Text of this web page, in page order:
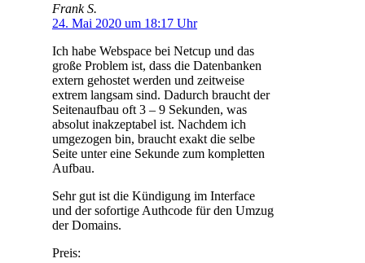
Frank S.
24. Mai 2020 um 18:17 Uhr
Ich habe Webspace bei Netcup und das
große Problem ist, dass die Datenbanken
extern gehostet werden und zeitweise
extrem langsam sind. Dadurch braucht der
Seitenaufbau oft 3 – 9 Sekunden, was
absolut inakzeptabel ist. Nachdem ich
umgezogen bin, braucht exakt die selbe
Seite unter eine Sekunde zum kompletten
Aufbau.
Sehr gut ist die Kündigung im Interface
und der sofortige Authcode für den Umzug
der Domains.
Preis: